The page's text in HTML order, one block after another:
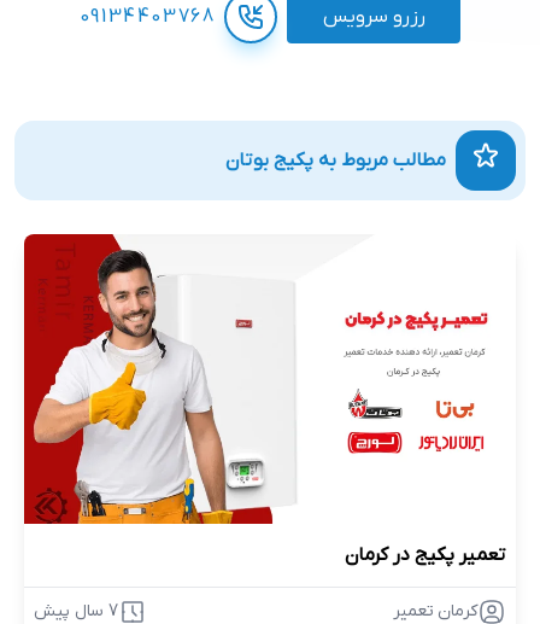
رزرو سرویس 09134403768
مطالب مربوط به پکیج بوتان
تعمیر پکیج در کرمان
کرمان تعمیر 7 سال پیش